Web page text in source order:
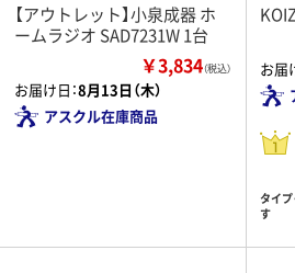
【アウトレット】小泉成器 ホ
ームラジオ SAD7231W 1台
￥3,834（税込）
お届け日：8月13日（木）
アスクル在庫商品
お届
タイプ
す